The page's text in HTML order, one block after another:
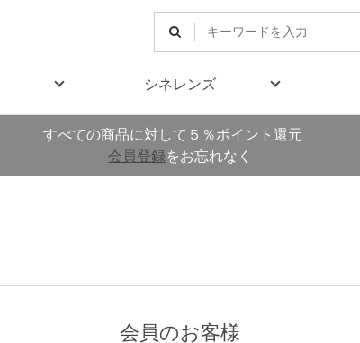
シネレンズ
すべての商品に対して５％ポイント還元
会員登録をお忘れなく
会員のお客様